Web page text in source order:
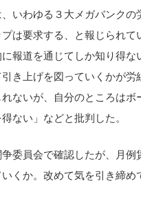
いわゆる３大メガバンク
は要求する、と報じられ
報道を通じてしか知り得な
引き上げを図っていくかが
ないが、自分のところは
ない」などと批判した。
委員会で確認したが、月
くか。改めて気を引き締